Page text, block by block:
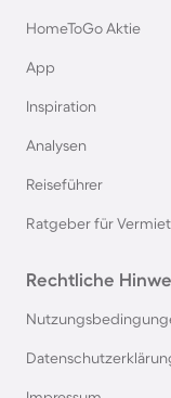
Ferienhäuser &
Ferienhäuser &
Nordsee
Ferienhäuser &
Allgäu
HomeToGo Aktie
App
Inspiration
Analysen
Reiseführer
Ratgeber für
Rechtliche